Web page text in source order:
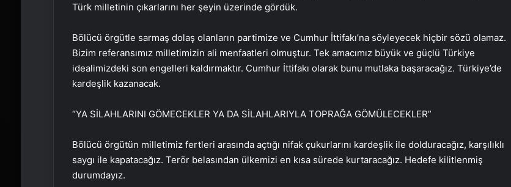
Türk milletinin çıkarlarını her şeyin üzerinde gördük.
Bölücü örgütle sarmaş dolaş olanların partimize ve Cumhur İttifakı’na söyleyecek hiçbir sözü olamaz.
Bizim referansımız milletimizin ali menfaatleri olmuştur. Tek amacımız büyük ve güçlü Türkiye
idealimizdeki son engelleri kaldırmaktır. Cumhur İttifakı olarak bunu mutlaka başaracağız. Türkiye’de
kardeşlik kazanacak.
“YA SİLAHLARINI GÖMECEKLER YA DA SİLAHLARIYLA TOPRAĞA GÖMÜLECEKLER”
Bölücü örgütün milletimiz fertleri arasında açtığı nifak çukurlarını kardeşlik ile dolduracağız, karşılıklı
saygı ile kapatacağız. Terör belasından ülkemizi en kısa sürede kurtaracağız. Hedefe kilitlenmiş
durumdayız.